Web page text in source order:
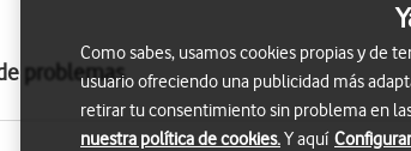
problemas
Como sabes, usamos cookies propias y de
usuario ofreciendo una publicidad más
retirar tu consentimiento sin problema en
nuestra política de cookies.Y aquí